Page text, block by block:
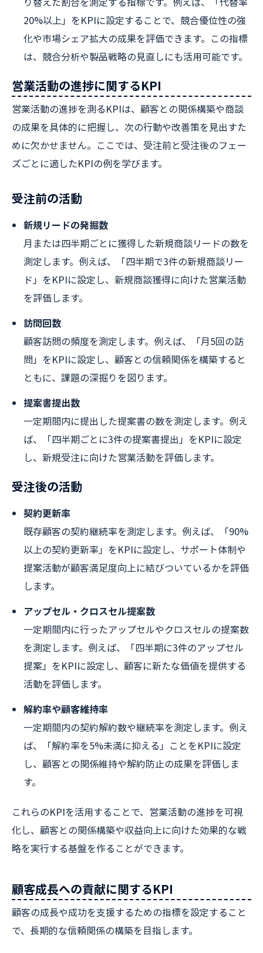
20%以上」をKPIに設定することで、競合優位性の強
化や市場シェア拡大の成果を評価できます。この指標
は、競合分析や製品戦略の見直しにも活用可能です。
営業活動の進捗に関するKPI
営業活動の進捗を測るKPIは、顧客との関係構築や商談
の成果を具体的に把握し、次の行動や改善策を見出すた
めに欠かせません。ここでは、受注前と受注後のフェー
ズごとに適したKPIの例を学びます。
受注前の活動
新規リードの発掘数
月または四半期ごとに獲得した新規商談リードの数を
測定します。例えば、「四半期で3件の新規商談リー
ド」をKPIに設定し、新規商談獲得に向けた営業活動
を評価します。
訪問回数
顧客訪問の頻度を測定します。例えば、「月5回の訪
問」をKPIに設定し、顧客との信頼関係を構築すると
ともに、課題の深掘りを図ります。
提案書提出数
一定期間内に提出した提案書の数を測定します。例え
ば、「四半期ごとに3件の提案書提出」をKPIに設定
し、新規受注に向けた営業活動を評価します。
受注後の活動
契約更新率
既存顧客の契約継続率を測定します。例えば、「90%
以上の契約更新率」をKPIに設定し、サポート体制や
提案活動が顧客満足度向上に結びついているかを評価
します。
アップセル・クロスセル提案数
一定期間内に行ったアップセルやクロスセルの提案数
を測定します。例えば、「四半期に3件のアップセル
提案」をKPIに設定し、顧客に新たな価値を提供する
活動を評価します。
解約率や顧客維持率
一定期間内の契約解約数や継続率を測定します。例え
ば、「解約率を5%未満に抑える」ことをKPIに設定
し、顧客との関係維持や解約防止の成果を評価しま
す。
これらのKPIを活用することで、営業活動の進捗を可視
化し、顧客との関係構築や収益向上に向けた効果的な戦
略を実行する基盤を作ることができます。
顧客成長への貢献に関するKPI
顧客の成長や成功を支援するための指標を設定すること
で、長期的な信頼関係の構築を目指します。